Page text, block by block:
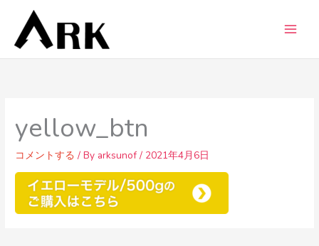
ス
yellow_btn
コメントする / By arksunof/ 2021年4月6日